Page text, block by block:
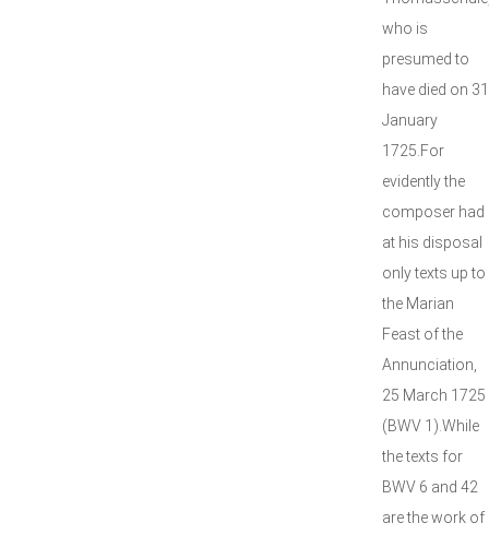
who is
presumed to
have died on 31
January
1725.For
evidently the
composer had
at his disposal
only texts up to
the Marian
Feast of the
Annunciation,
25 March 1725
(BWV 1).While
the texts for
BWV 6 and 42
are the work of